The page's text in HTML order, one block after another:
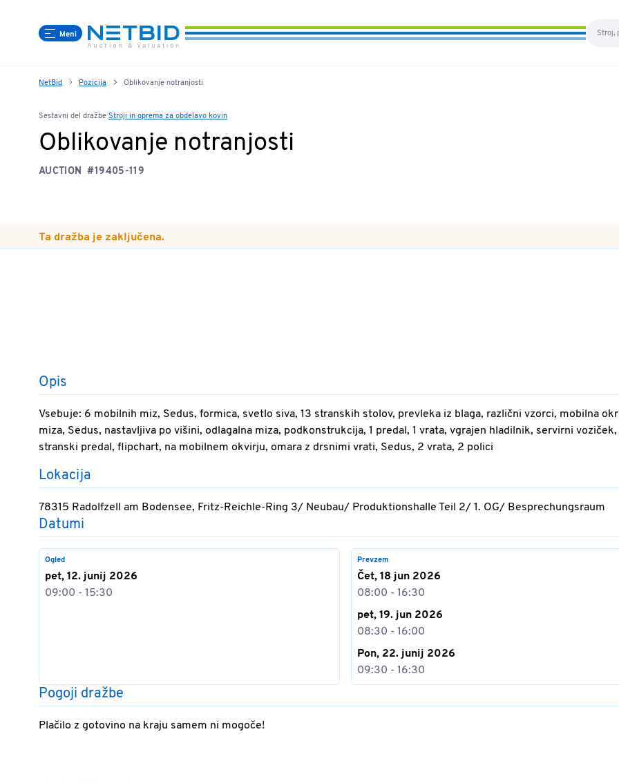
Meni
NetBid Pozicija Oblikovanje notranjosti
Sestavni del dražbe Stroji in oprema za obdelavo kovin
Oblikovanje notranjosti
AUCTION #19405-119
Ta dražba je zaključena.
Opis
Vsebuje: 6 mobilnih miz, Sedus, formica, svetlo siva, 13 stranskih stolov, prevleka iz blaga, različni vzorci, mobilna
miza, Sedus, nastavljiva po višini, odlagalna miza, podkonstrukcija, 1 predal, 1 vrata, vgrajen hladilnik, servirni voziček,
stranski predal, flipchart, na mobilnem okvirju, omara z drsnimi vrati, Sedus, 2 vrata, 2 polici
Lokacija
78315 Radolfzell am Bodensee, Fritz-Reichle-Ring 3/ Neubau/ Produktionshalle Teil 2/ 1. OG/ Besprechungsraum
Datumi
Ogled
pet, 12. junij 2026
09:00 - 15:30
Prevzem
Čet, 18 jun 2026
08:00 - 16:30
pet, 19. jun 2026
08:30 - 16:00
Pon, 22. junij 2026
09:30 - 16:30
Pogoji dražbe
Plačilo z gotovino na kraju samem ni mogoče!